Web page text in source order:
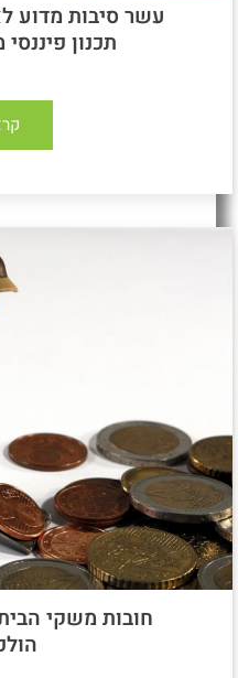
עשר סיבות מדוע
תכנון
חובות משקי